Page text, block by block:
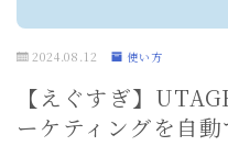
2024.08.12 使い方
【えぐすぎ】
ーケティングを自